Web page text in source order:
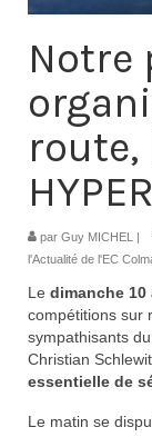
Nos
Notre
route,
par Guy MICHEL
l'Actualité de l'EC
Le dimanche 10
compétitions sur
sympathisants
Christian
essentielle de
Le matin se